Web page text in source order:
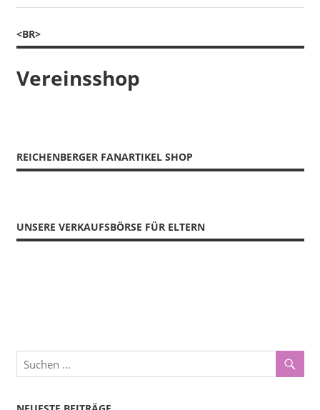
<BR>
Vereinsshop
REICHENBERGER FANARTIKEL SHOP
UNSERE VERKAUFSBÖRSE FÜR ELTERN